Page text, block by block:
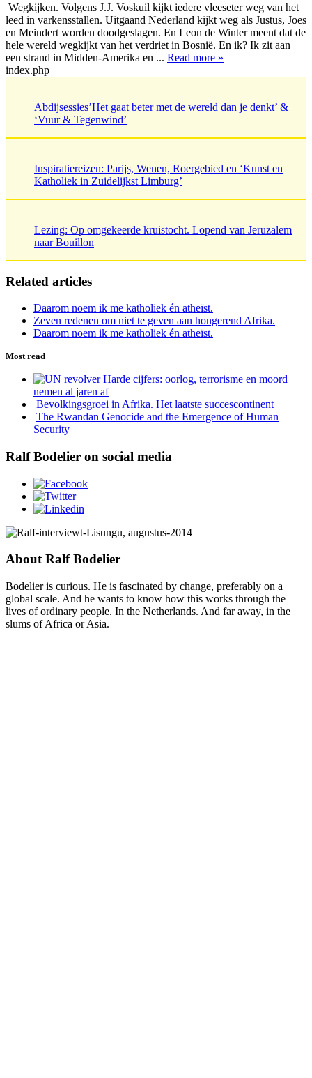
Wegkijken. Volgens J.J. Voskuil kijkt iedere vleeseter weg van het
leed in varkensstallen. Uitgaand Nederland kijkt weg als Justus, Joes
en Meindert worden doodgeslagen. En Leon de Winter meent dat de
hele wereld wegkijkt van het verdriet in Bosnië. En ik? Ik zit aan
een strand in Midden-Amerika en ... Read more »
index.php
Abdijsessies’Het gaat beter met de wereld dan je denkt’ &
‘Vuur & Tegenwind’
Inspiratiereizen: Parijs, Wenen, Roergebied en ‘Kunst en
Katholiek in Zuidelijkst Limburg’
Lezing: Op omgekeerde kruistocht. Lopend van Jeruzalem
naar Bouillon
Related articles
Daarom noem ik me katholiek én atheïst.
Zeven redenen om niet te geven aan hongerend Afrika.
Daarom noem ik me katholiek én atheïst.
Most read
Harde cijfers: oorlog, terrorisme en moord
nemen al jaren af
Bevolkingsgroei in Afrika. Het laatste succescontinent
The Rwandan Genocide and the Emergence of Human
Security
Ralf Bodelier on social media
About Ralf Bodelier
Bodelier is curious. He is fascinated by change, preferably on a
global scale. And he wants to know how this works through the
lives of ordinary people. In the Netherlands. And far away, in the
slums of Africa or Asia.